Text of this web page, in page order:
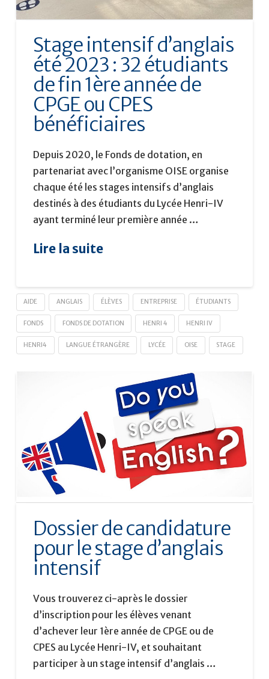
Stage intensif d’anglais
été 2023 : 32 étudiants
de fin 1ère année de
CPGE ou CPES
bénéficiaires
Depuis 2020, le Fonds de dotation, en
partenariat avec l’organisme OISE organise
chaque été les stages intensifs d’anglais
destinés à des étudiants du Lycée Henri-IV
ayant terminé leur première année …
Lire la suite
AIDE ANGLAIS ÉLÈVES ENTREPRISE ÉTUDIANTS
FONDS FONDS DE DOTATION HENRI 4 HENRI IV
HENRI4 LANGUE ÉTRANGÈRE LYCÉE OISE STAGE
Dossier de candidature
pour le stage d’anglais
intensif
Vous trouverez ci-après le dossier
d’inscription pour les élèves venant
d’achever leur 1ère année de CPGE ou de
CPES au Lycée Henri-IV, et souhaitant
participer à un stage intensif d’anglais …